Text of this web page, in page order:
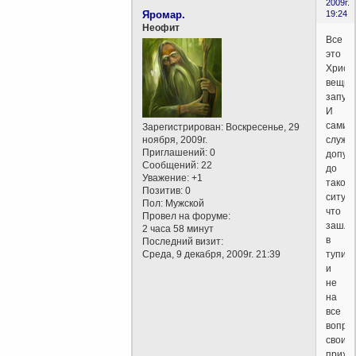
2009г.
19:24
Яромар.
Неофит
Зарегистрирован: Воскресенье, 29
ноября, 2009г.
Приглашений: 0
Сообщений: 22
Уважение: +1
Позитив: 0
Пол: Мужской
Провел на форуме:
2 часа 58 минут
Последний визит:
Среда, 9 декабря, 2009г. 21:39
Все
это
вещь
И
сами
до
такой
что
зашли
в
тупик
и
не
на
все
своих